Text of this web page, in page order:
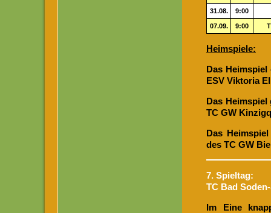
31.08. 9:00
07.09. 9:00
Heimspiele:
Das
ESV Viktoria
Das Heimspiel
TC GW
Das
des TC GW
7. Spieltag:
TC Bad
Im Eine